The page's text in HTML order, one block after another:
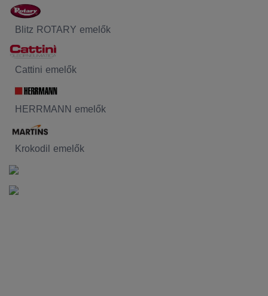
Blitz ROTARY emelők
Cattini emelők
HERRMANN emelők
Krokodil emelők